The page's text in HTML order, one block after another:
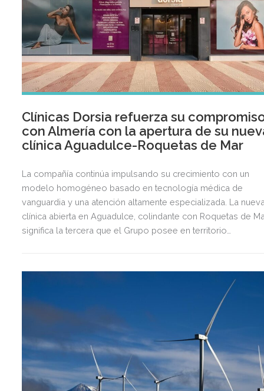
Clínicas Dorsia refuerza su
con Almería con la apertura de su
clínica Aguadulce-Roquetas de Mar
La compañía continúa impulsando su crecimiento con un
modelo homogéneo basado en tecnología médica de
vanguardia y una atención altamente especializada. La
clínica abierta en Aguadulce, colindante con Roquetas de
significa la tercera que el Grupo posee en territorio